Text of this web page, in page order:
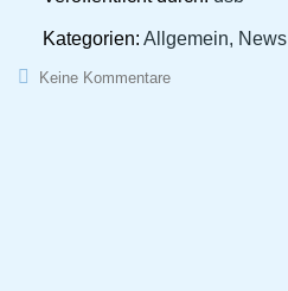
Kategorien: Allgemein, News
Keine Kommentare